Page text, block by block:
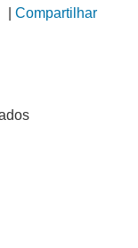
Compartilhar